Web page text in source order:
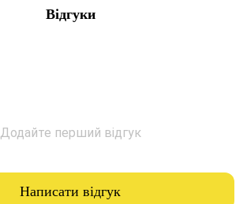
Відгуки
Додайте перший відгук
Написати відгук